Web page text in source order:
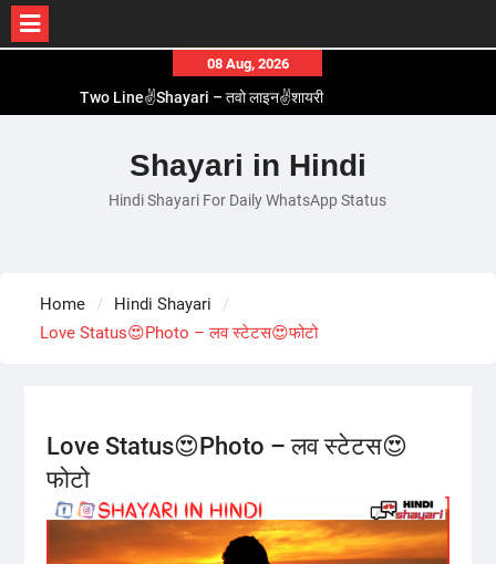
content
08 Aug, 2026
Two Line✌️Shayari – तवो लाइन✌️शायरी
Romantic Love😽Status – रोमांटिक लव😽स्टेटस
Love🥳Poetry In Hindi – लव🥳पोएट्री इन हिंदी
1 Line☝️Shayari In Hindi – १ लाइन☝️शायरी इन हिंदी
Shayari in Hindi
Hindi Shayari For Daily WhatsApp Status
Home
Hindi Shayari
Love Status😍Photo – लव स्टेटस😍फोटो
Love Status😍Photo – लव स्टेटस😍
फोटो